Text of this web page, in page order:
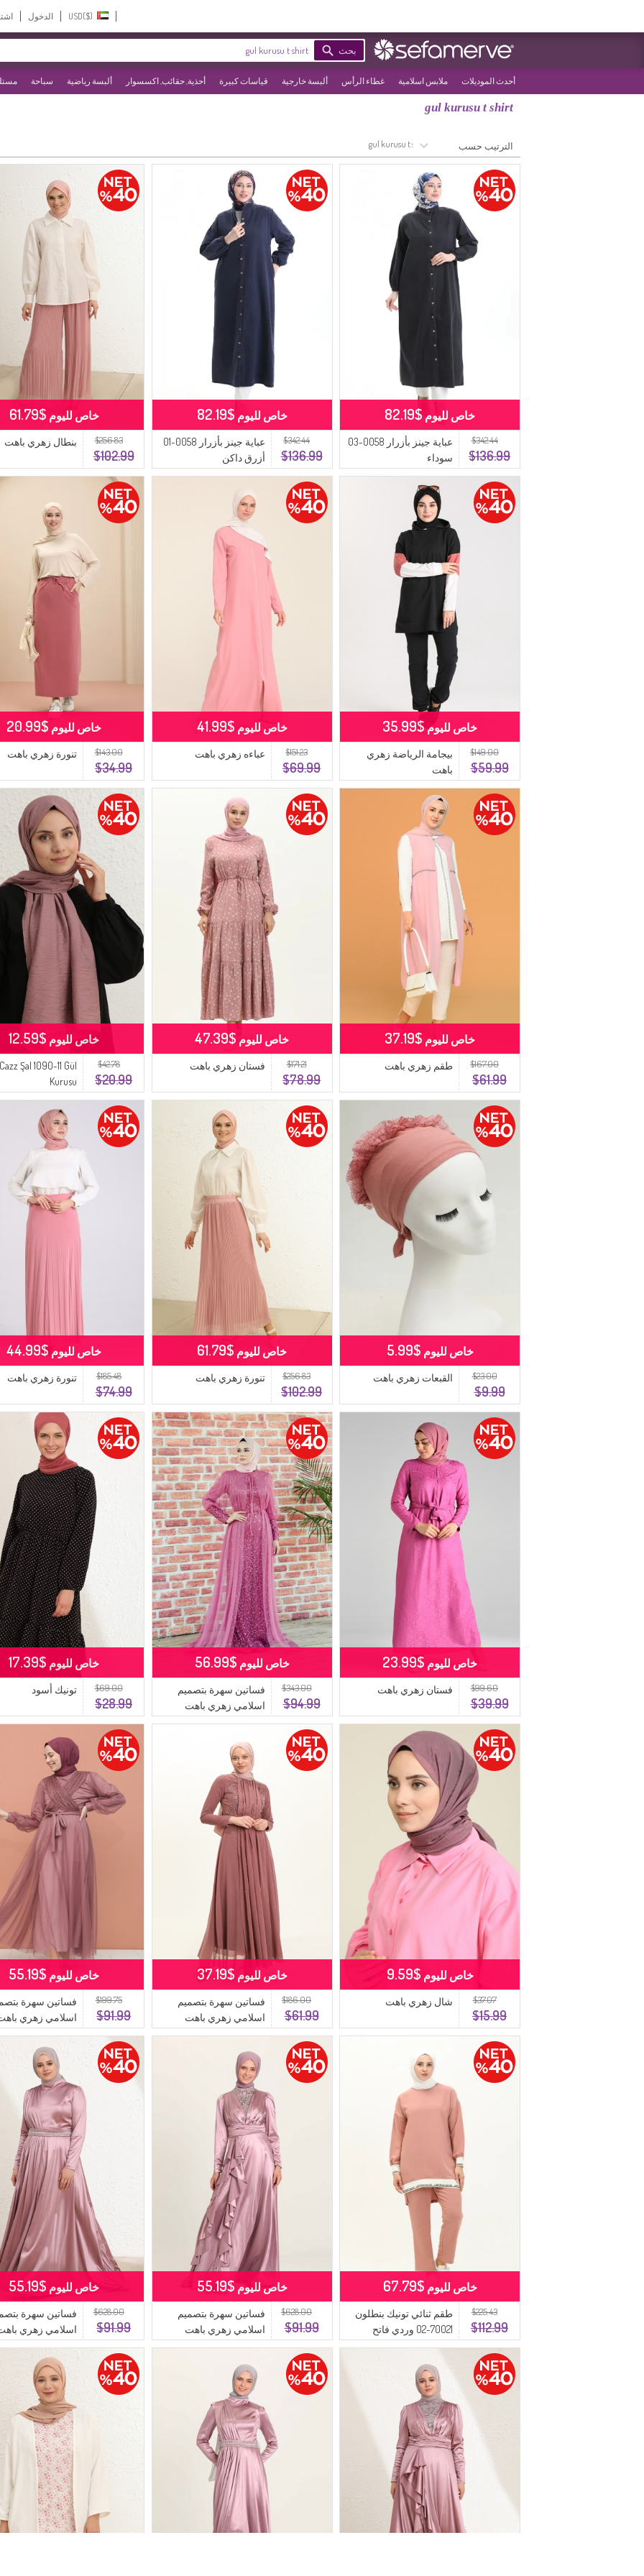
الدخول
بحث
أحدث الموديلات ملابس اسلامية غطاء الرأس ألبسة خارجية قياسات كبيرة أحذية, حقائب, اكسسوار ألبسة رياضية سباحة
gul kurusu t shirt
الصفحة الرئيسية gul kurusu t shirt
$342.44
$136.99
عباية جينز بأزرار 0058-03
سوداء
خاص لليوم $82.19
$342.44
$136.99
عباية جينز بأزرار 0058-01
أزرق داكن
خاص لليوم $82.19
$256.83
$102.99
بنطال زهري باهت
خاص لليوم $61.79
$149.00
$59.99
بيجامة الرياضة زهري
باهت
خاص لليوم $35.99
$151.23
$69.99
عباءه زهري باهت
خاص لليوم $41.99
$143.00
$34.99
تنورة زهري باهت
خاص لليوم $20.99
$167.00
$61.99
طقم زهري باهت
خاص لليوم $37.19
$171.21
$78.99
فستان زهري باهت
خاص لليوم $47.39
$42.78
$20.99
Şal 1090-11 Gül
Kurusu
خاص لليوم $12.59
$23.00
$9.99
القبعات زهري باهت
خاص لليوم $5.99
$256.83
$102.99
تنورة زهري باهت
خاص لليوم $61.79
$185.48
$74.99
تنورة زهري باهت
خاص لليوم $44.99
$99.60
$39.99
فستان زهري باهت
خاص لليوم $23.99
$343.00
$94.99
فساتين سهرة بتصميم
اسلامي زهري باهت
خاص لليوم $56.99
$69.00
$28.99
تونيك أسود
خاص لليوم $17.39
$37.07
$15.99
شال زهري باهت
خاص لليوم $9.59
$186.00
$61.99
فساتين سهرة بتصميم
اسلامي زهري باهت
خاص لليوم $37.19
$199.75
$91.99
فساتين سهرة
اسلامي زهري
خاص لليوم $55.19
$225.43
$112.99
طقم ثنائي تونيك بنطلون
70021-02 وردي فاتح
Kurusu
خاص لليوم $67.79
$628.00
$91.99
فساتين سهرة بتصميم
اسلامي زهري باهت
خاص لليوم $55.19
$628.00
$91.99
فساتين سهرة
اسلامي زهري
رمادي فاتح
خاص لليوم $55.19